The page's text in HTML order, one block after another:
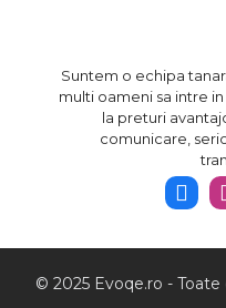
Suntem o echipa
multi oameni sa intre
la preturi
comunicare,
© 2025 Evoqe.ro -